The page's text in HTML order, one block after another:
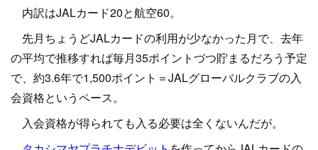
内訳はJALカード20と航空60。
先月ちょうどJALカードの利用が少なかった月で、去年
の平均で推移すれば毎月35ポイントづつ貯まるだろう予定
で、約3.6年で1,500ポイント＝JALグローバルクラブの入
会資格というペース。
入会資格が得られても入る必要は全くないんだが。